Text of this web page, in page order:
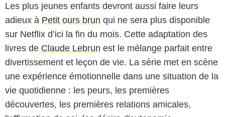
Les plus jeunes enfants devront aussi faire leurs
adieux à Petit ours brun qui ne sera plus disponible
sur Netflix d’ici la fin du mois. Cette adaptation des
livres de Claude Lebrun est le mélange parfait entre
divertissement et leçon de vie. La série met en scène
une expérience émotionnelle dans une situation de la
vie quotidienne : les peurs, les premières
découvertes, les premières relations amicales,